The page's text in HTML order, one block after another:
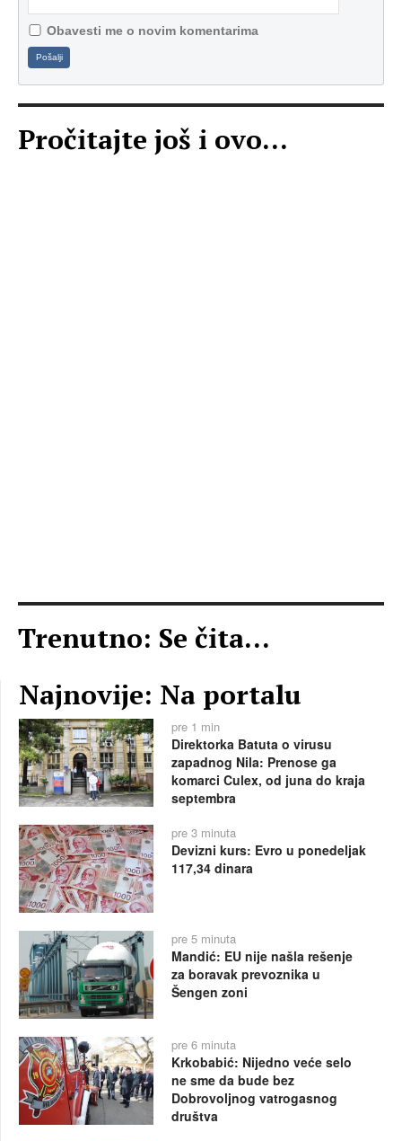
Obavesti me o novim komentarima
Pošalji
Pročitajte još i ovo...
Trenutno: Se čita...
Najnovije: Na portalu
pre 1 min
Direktorka Batuta o virusu
zapadnog Nila: Prenose ga
komarci Culex, od juna do kraja
septembra
pre 3 minuta
Devizni kurs: Evro u ponedeljak
117,34 dinara
pre 5 minuta
Mandić: EU nije našla rešenje
za boravak prevoznika u
Šengen zoni
pre 6 minuta
Krkobabić: Nijedno veće selo
ne sme da bude bez
Dobrovoljnog vatrogasnog
društva